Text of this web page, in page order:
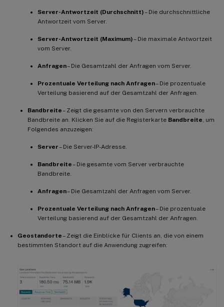
Server-Antwortzeit (Durchschnitt)– Die durchschnittliche
Antwortzeit vom Server.
Server-Antwortzeit (Maximum)– Die maximale Antwortzeit
vom Server.
Anfragen– Die Gesamtzahl der Anfragen vom Server.
Prozentuale Verteilung nach Anfragen– Die prozentuale
Verteilung basierend auf der Gesamtzahl der Anfragen.
Bandbreite– Zeigt die gesamte von den Servern verbrauchte
Bandbreite an. Klicken Sie auf die Registerkarte Bandbreite, um
Folgendes anzuzeigen:
Server– Die Server-IP-Adresse.
Bandbreite– Die gesamte vom Server verbrauchte
Bandbreite.
Anfragen– Die Gesamtzahl der Anfragen vom Server.
Prozentuale Verteilung nach Anfragen– Die prozentuale
Verteilung basierend auf der Gesamtzahl der Anfragen.
Geostandorte– Zeigt die Einblicke für Clients an, die von einem
bestimmten Standort auf die Anwendung zugreifen: